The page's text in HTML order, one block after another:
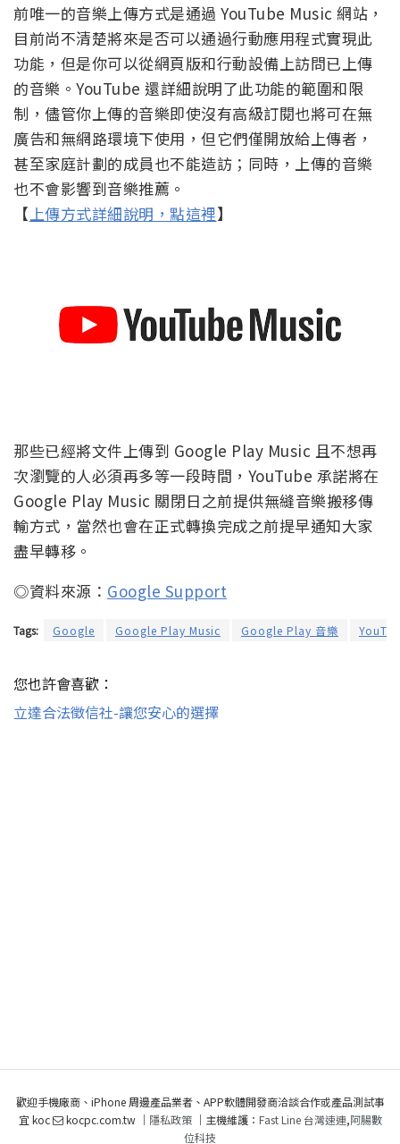
前唯一的音樂上傳方式是通過 YouTube Music 網站，
目前尚不清楚將來是否可以通過行動應用程式實現此
功能，但是你可以從網頁版和行動設備上訪問已上傳
的音樂。YouTube 還詳細說明了此功能的範圍和限
制，儘管你上傳的音樂即使沒有高級訂閱也將可在無
廣告和無網路環境下使用，但它們僅開放給上傳者，
甚至家庭計劃的成員也不能造訪；同時，上傳的音樂
也不會影響到音樂推薦。
【 上傳方式詳細說明，點這裡】
那些已經將文件上傳到 Google Play Music 且不想再
次瀏覽的人必須再多等一段時間，YouTube 承諾將在
Google Play Music 關閉日之前提供無縫音樂搬移傳
輸方式，當然也會在正式轉換完成之前提早通知大家
盡早轉移。
◎資料來源： Google Support
Tags: Google Google Play Music Google Play 音樂
您也許會喜歡：
立達合法徵信社-讓您安心的選擇
歡迎手機廠商、iPhone 周邊產品業者、APP軟體開發商洽談合作或產品測試事
宜 koc
kocpc.com.tw ｜ 隱私政策｜主機維護： Fast Line 台灣速連,阿腸數
位科技